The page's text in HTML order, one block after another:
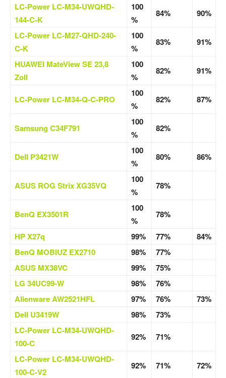
LC-Power LC-M34-UWQHD-
144-C-K
100
%
84%
90%
LC-Power LC-M27-QHD-240-
C-K
100
%
83%
91%
HUAWEI MateView SE 23,8
Zoll
100
%
82% 91%
LC-Power LC-M34-Q-C-PRO
100
%
82% 87%
Samsung C34F791
100
%
82%
Dell P3421W
100
%
80% 86%
ASUS ROG Strix XG35VQ
100
%
78%
BenQ EX3501R
100
%
78%
HP X27q
99% 77%
84%
BenQ MOBIUZ EX2710
98%
77%
ASUS MX38VC
99%
75%
LG 34UC99-W
98%
76%
Alienware AW2521HFL
97% 76%
73%
Dell U3419W
98%
73%
LC-Power LC-M34-UWQHD-
100-C
92%
71%
LC-Power LC-M34-UWQHD-
100-C-V2
92% 71% 72%